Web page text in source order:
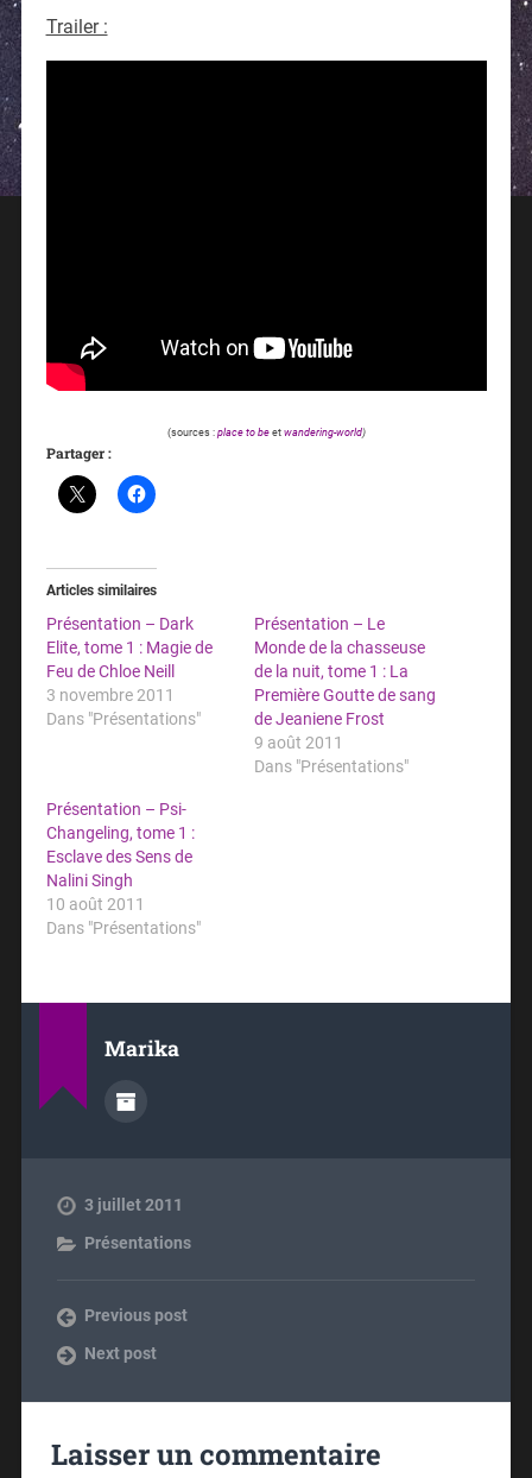
Trailer :
(sources : place to be et wandering-world)
Partager :
Articles similaires
Présentation – Dark
Elite, tome 1 : Magie de
Feu de Chloe Neill
3 novembre 2011
Dans "Présentations"
Présentation – Le
Monde de la chasseuse
de la nuit, tome 1 : La
Première Goutte de sang
de Jeaniene Frost
9 août 2011
Dans "Présentations"
Présentation – Psi-
Changeling, tome 1 :
Esclave des Sens de
Nalini Singh
10 août 2011
Dans "Présentations"
Marika
3 juillet 2011
Présentations
Previous post
Next post
Laisser un commentaire